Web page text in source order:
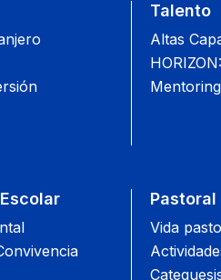
Talento
Altas
Mentoring
Pastoral
Vida